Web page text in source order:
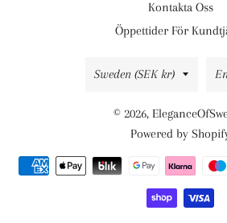
Kontakta Oss
Öppettider För
Country/
Sweden (SEK kr)
© 2026,
Powered by
Payment
methods